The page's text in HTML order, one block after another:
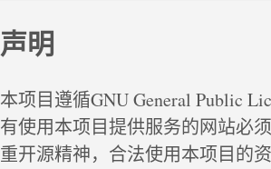
声明
本项目遵循GNU General Public
有使用本项目提供服务的网站必
重开源精神，合法使用本项目的资